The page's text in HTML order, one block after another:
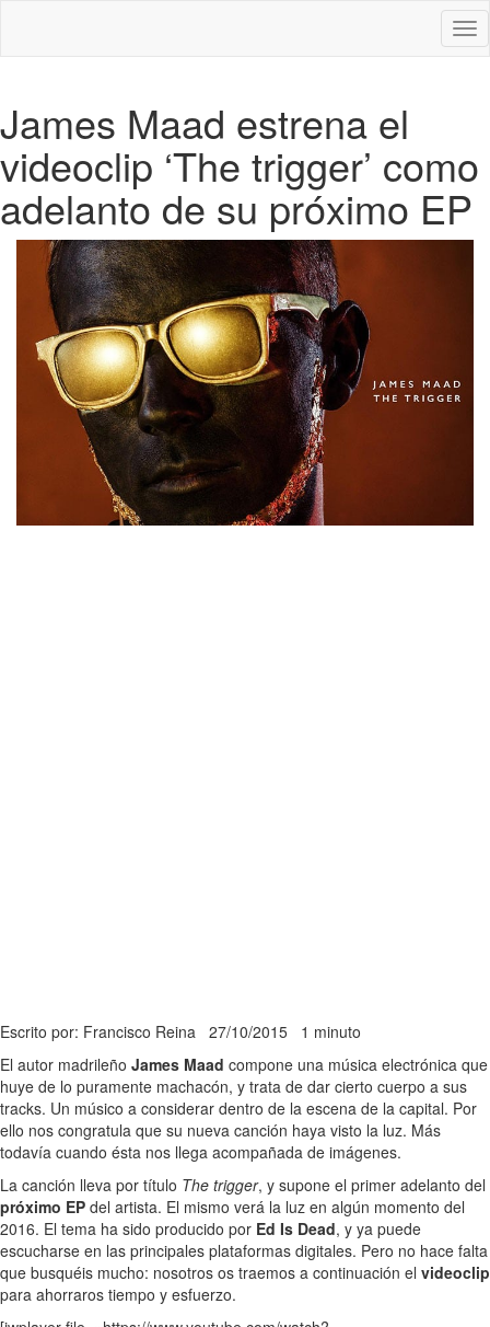
James Maad estrena el
videoclip ‘The trigger’ como
adelanto de su próximo EP
Escrito por: Francisco Reina 27/10/2015 1 minuto
El autor madrileño James Maad compone una música electrónica que
huye de lo puramente machacón, y trata de dar cierto cuerpo a sus
tracks. Un músico a considerar dentro de la escena de la capital. Por
ello nos congratula que su nueva canción haya visto la luz. Más
todavía cuando ésta nos llega acompañada de imágenes.
La canción lleva por título The trigger, y supone el primer adelanto del
próximo EP del artista. El mismo verá la luz en algún momento del
2016. El tema ha sido producido por Ed Is Dead, y ya puede
escucharse en las principales plataformas digitales. Pero no hace falta
que busquéis mucho: nosotros os traemos a continuación el videoclip
para ahorraros tiempo y esfuerzo.